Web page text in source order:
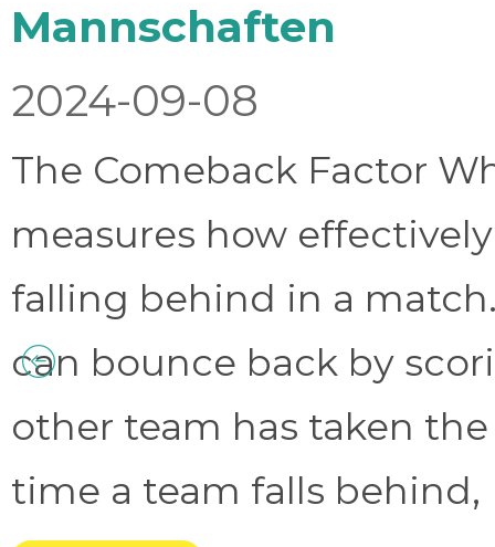
Mannschaften
2024-09-08
The Comeback Factor
measures how
falling behind in a
can bounce back by
other team has taken
time a team falls behind,